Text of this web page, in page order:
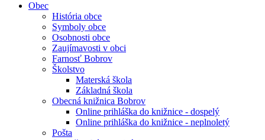
Obec
História obce
Symboly obce
Osobnosti obce
Zaujímavosti v obci
Farnosť Bobrov
Školstvo
Materská škola
Základná škola
Obecná knižnica Bobrov
Online prihláška do knižnice - dospelý
Online prihláška do knižnice - neplnoletý
Pošta